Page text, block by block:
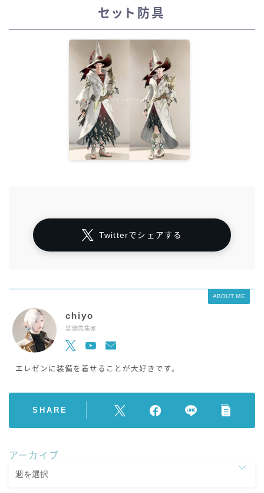
セット防具
Twitterでシェアする
ABOUT ME
chiyo
装備蒐集家
エレゼンに装備を着せることが大好きです。
SHARE
アーカイブ